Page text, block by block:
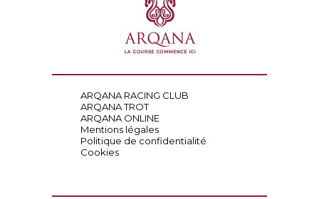
ARQANA RACING CLUB
ARQANA TROT
ARQANA ONLINE
Mentions légales
Politique de confidentialité
Cookies